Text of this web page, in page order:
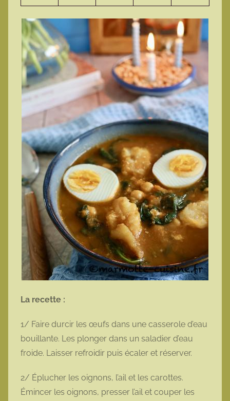
La recette :
1/ Faire durcir les œufs dans une casserole d’eau
bouillante. Les plonger dans un saladier d’eau
froide. Laisser refroidir puis écaler et réserver.
2/ Éplucher les oignons, l’ail et les carottes.
Émincer les oignons, presser l’ail et couper les